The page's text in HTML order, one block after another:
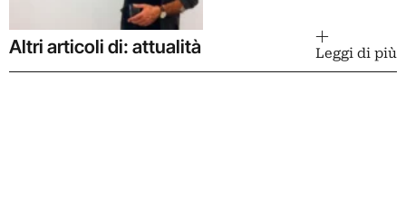
Altri articoli di: attualità Leggi di più